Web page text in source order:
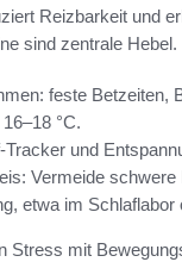
Reizbarkeit und
sind zentrale Hebel.
feste Betzeiten,
°C.
und
Vermeide
etwa im
Stress mit